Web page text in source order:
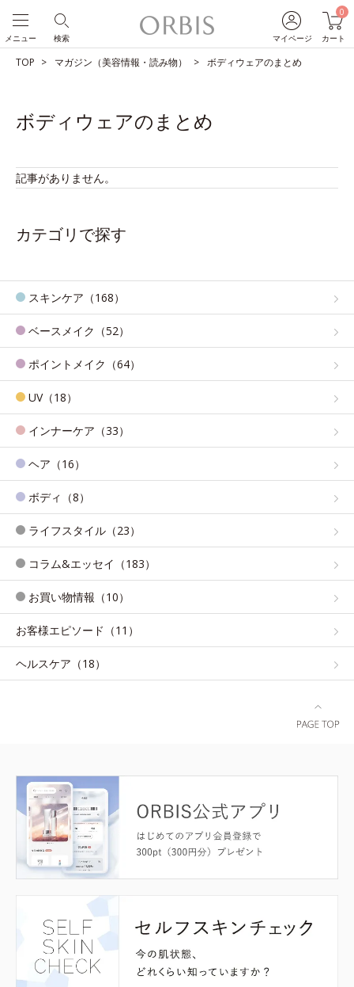
マイページ
0
カート
検索
メニュー
TOP マガジン（美容情報・読み物） ボディウェアのまとめ
ボディウェアのまとめ
記事がありません。
カテゴリで探す
スキンケア（168）
ベースメイク（52）
ポイントメイク（64）
UV（18）
インナーケア（33）
ヘア（16）
ボディ（8）
ライフスタイル（23）
コラム&エッセイ（183）
お買い物情報（10）
お客様エピソード（11）
ヘルスケア（18）